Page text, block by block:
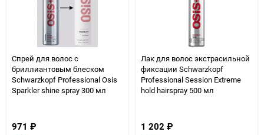
Спрей для волос с
бриллиантовым блеском
Schwarzkopf Professional Osis
Sparkler shine spray 300 мл
971 ₽
Лак для волос экстрасильной
фиксации Schwarzkopf
Professional Session Extreme
hold hairspray 500 мл
1 202 ₽